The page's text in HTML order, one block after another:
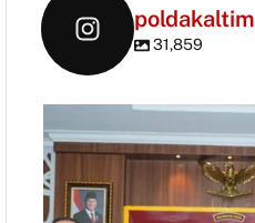
poldakaltim
31,859